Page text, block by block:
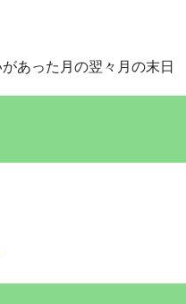
あった月の翌々月の末日